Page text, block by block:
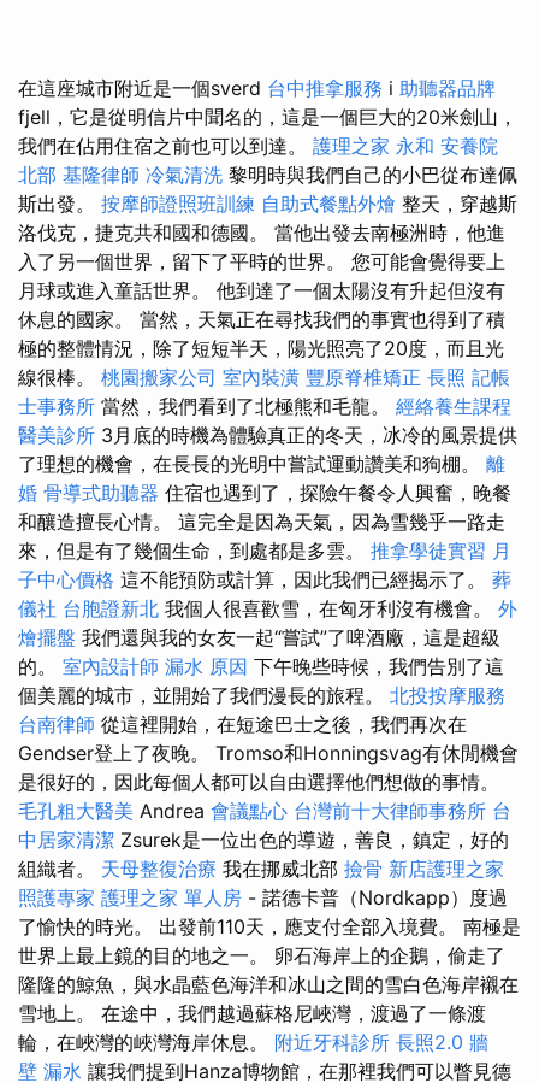
在這座城市附近是一個sverd 台中推拿服務 i 助聽器品牌
fjell，它是從明信片中聞名的，這是一個巨大的20米劍山，
我們在佔用住宿之前也可以到達。 護理之家 永和 安養院
北部 基隆律師 冷氣清洗 黎明時與我們自己的小巴從布達佩
斯出發。 按摩師證照班訓練 自助式餐點外燴 整天，穿越斯
洛伐克，捷克共和國和德國。 當他出發去南極洲時，他進
入了另一個世界，留下了平時的世界。 您可能會覺得要上
月球或進入童話世界。 他到達了一個太陽沒有升起但沒有
休息的國家。 當然，天氣正在尋找我們的事實也得到了積
極的整體情況，除了短短半天，陽光照亮了20度，而且光
線很棒。 桃園搬家公司 室內裝潢 豐原脊椎矯正 長照 記帳
士事務所 當然，我們看到了北極熊和毛龍。 經絡養生課程
醫美診所 3月底的時機為體驗真正的冬天，冰冷的風景提供
了理想的機會，在長長的光明中嘗試運動讚美和狗棚。 離
婚 骨導式助聽器 住宿也遇到了，探險午餐令人興奮，晚餐
和釀造擅長心情。 這完全是因為天氣，因為雪幾乎一路走
來，但是有了幾個生命，到處都是多雲。 推拿學徒實習 月
子中心價格 這不能預防或計算，因此我們已經揭示了。 葬
儀社 台胞證新北 我個人很喜歡雪，在匈牙利沒有機會。 外
燴擺盤 我們還與我的女友一起“嘗試”了啤酒廠，這是超級
的。 室內設計師 漏水 原因 下午晚些時候，我們告別了這
個美麗的城市，並開始了我們漫長的旅程。 北投按摩服務
台南律師 從這裡開始，在短途巴士之後，我們再次在
Gendser登上了夜晚。 Tromso和Honningsvag有休閒機會
是很好的，因此每個人都可以自由選擇他們想做的事情。
毛孔粗大醫美 Andrea 會議點心 台灣前十大律師事務所 台
中居家清潔 Zsurek是一位出色的導遊，善良，鎮定，好的
組織者。 天母整復治療 我在挪威北部 撿骨 新店護理之家
照護專家 護理之家 單人房 - 諾德卡普（Nordkapp）度過
了愉快的時光。 出發前110天，應支付全部入境費。 南極是
世界上最上鏡的目的地之一。 卵石海岸上的企鵝，偷走了
隆隆的鯨魚，與水晶藍色海洋和冰山之間的雪白色海岸襯在
雪地上。 在途中，我們越過蘇格尼峽灣，渡過了一條渡
輪，在峽灣的峽灣海岸休息。 附近牙科診所 長照2.0 牆
壁 漏水 讓我們提到Hanza博物館，在那裡我們可以瞥見德